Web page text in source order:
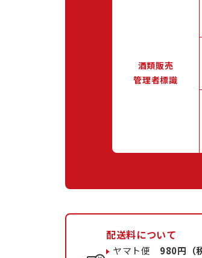
酒類販売
管理者標識
配送料について
ヤマト便 980円（